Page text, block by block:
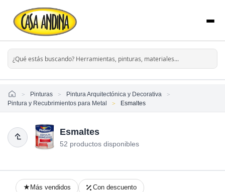
HomePinturas
Pintura Arquitectónica y Decorativa
Pintura y Recubrimientos para Metal
Esmaltes
Esmaltes
52 productos disponibles
Más vendidos Con descuento